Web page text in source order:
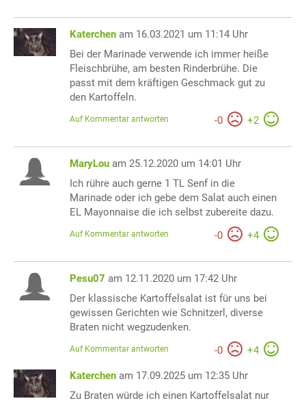
Katerchen am 16.03.2021 um 11:14 Uhr
Bei der Marinade verwende ich immer heiße
Fleischbrühe, am besten Rinderbrühe. Die
passt mit dem kräftigen Geschmack gut zu
den Kartoffeln.
-0 +2
Auf Kommentar antworten
MaryLou am 25.12.2020 um 14:01 Uhr
Ich rühre auch gerne 1 TL Senf in die
Marinade oder ich gebe dem Salat auch einen
EL Mayonnaise die ich selbst zubereite dazu.
-0 +4
Auf Kommentar antworten
Pesu07 am 12.11.2020 um 17:42 Uhr
Der klassische Kartoffelsalat ist für uns bei
gewissen Gerichten wie Schnitzerl, diverse
Braten nicht wegzudenken.
-0 +4
Auf Kommentar antworten
Katerchen am 17.09.2025 um 12:35 Uhr
Zu Braten würde ich einen Kartoffelsalat nur